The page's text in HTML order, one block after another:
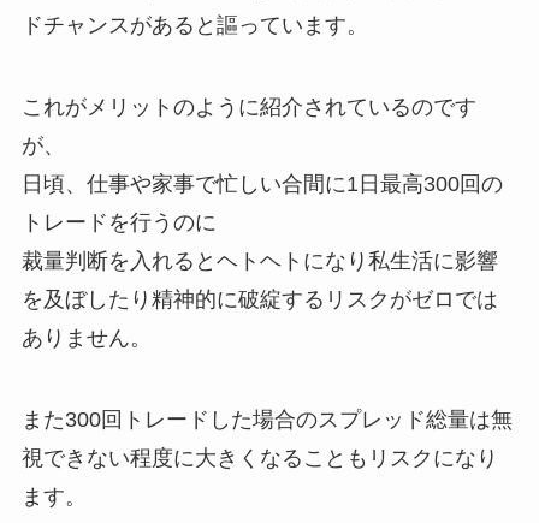
ドチャンスがあると謳っています。
これがメリットのように紹介されているのです
が、
日頃、仕事や家事で忙しい合間に1日最高300回の
トレードを行うのに
裁量判断を入れるとヘトヘトになり私生活に影響
を及ぼしたり精神的に破綻するリスクがゼロでは
ありません。
また300回トレードした場合のスプレッド総量は無
視できない程度に大きくなることもリスクになり
ます。